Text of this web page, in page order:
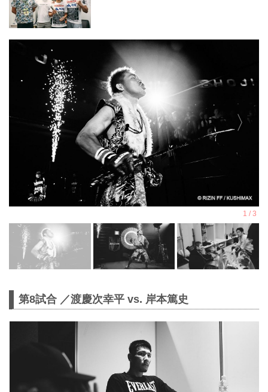
第8試合 ／渡慶次幸平 vs. 岸本篤史